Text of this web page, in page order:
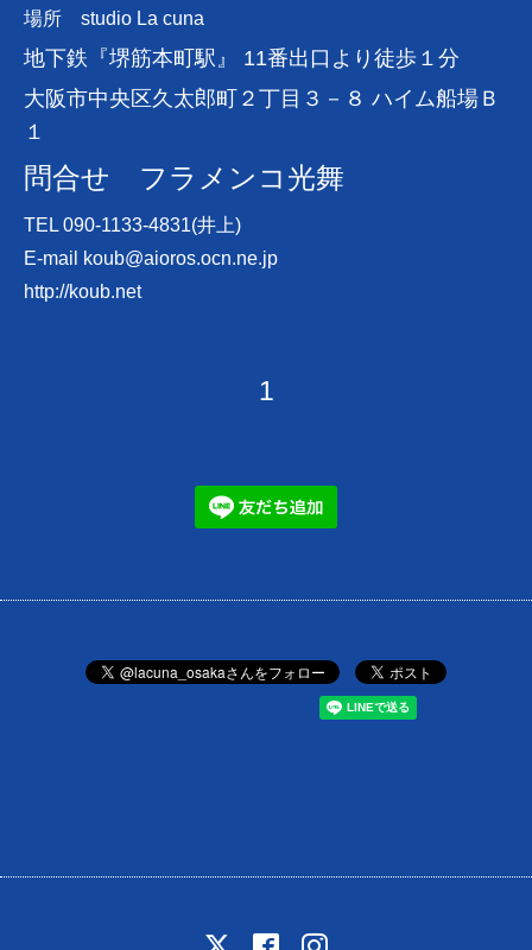
場所 studio La cuna
地下鉄『堺筋本町駅』 11番出口より徒歩１分
大阪市中央区久太郎町２丁目３－８ ハイム船場Ｂ
１
問合せ フラメンコ光舞
TEL 090-1133-4831(井上)
E-mail
koub@aioros.ocn.ne.jp
http://koub.net
1